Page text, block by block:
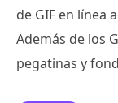
de GIF en línea
Además de los
pegatinas y